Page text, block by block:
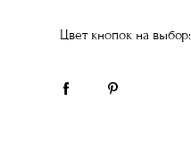
Цвет кнопок на